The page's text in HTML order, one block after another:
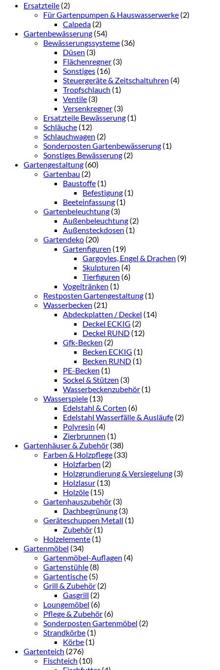
Ersatzteile (2)
Für Gartenpumpen & Hauswasserwerke (2)
Calpeda (2)
Gartenbewässerung (54)
Bewässerungssysteme (36)
Düsen (3)
Flächenregner (3)
Sonstiges (16)
Steuergeräte & Zeitschaltuhren (4)
Tropfschlauch (1)
Ventile (3)
Versenkregner (3)
Ersatzteile Bewässerung (1)
Schläuche (12)
Schlauchwagen (2)
Sonderposten Gartenbewässerung (1)
Sonstiges Bewässerung (2)
Gartengestaltung (60)
Gartenbau (2)
Baustoffe (1)
Befestigung (1)
Beeteinfassung (1)
Gartenbeleuchtung (3)
Außenbeleuchtung (2)
Außensteckdosen (1)
Gartendeko (20)
Gartenfiguren (19)
Gargoyles, Engel & Drachen (9)
Skulpturen (4)
Tierfiguren (6)
Vogeltränken (1)
Restposten Gartengestaltung (1)
Wasserbecken (21)
Abdeckplatten / Deckel (14)
Deckel ECKIG (2)
Deckel RUND (12)
Gfk-Becken (2)
Becken ECKIG (1)
Becken RUND (1)
PE-Becken (1)
Sockel & Stützen (3)
Wasserbeckenzubehör (1)
Wasserspiele (13)
Edelstahl & Corten (6)
Edelstahl Wasserfälle & Ausläufe (2)
Polyresin (4)
Zierbrunnen (1)
Gartenhäuser & Zubehör (38)
Farben & Holzpflege (33)
Holzfarben (2)
Holzgrundierung & Versiegelung (3)
Holzlasur (13)
Holzöle (15)
Gartenhauszubehör (3)
Dachbegrünung (3)
Geräteschuppen Metall (1)
Zubehör (1)
Holzelemente (1)
Gartenmöbel (34)
Gartenmöbel-Auflagen (4)
Gartenstühle (8)
Gartentische (5)
Grill & Zubehör (2)
Gasgrill (2)
Loungemöbel (6)
Pflege & Zubehör (6)
Sonderposten Gartenmöbel (2)
Strandkörbe (1)
Körbe (1)
Gartenteich (276)
Fischteich (10)